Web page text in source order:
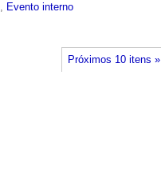
, Evento interno
Próximos 10 itens »